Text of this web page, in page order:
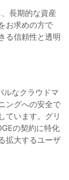
長期的な資産
お求めの方で
る信頼性と透明
ルなクラウドマ
ングへの安全で
ています。グリ
の契約に特化
拡大するユーザ